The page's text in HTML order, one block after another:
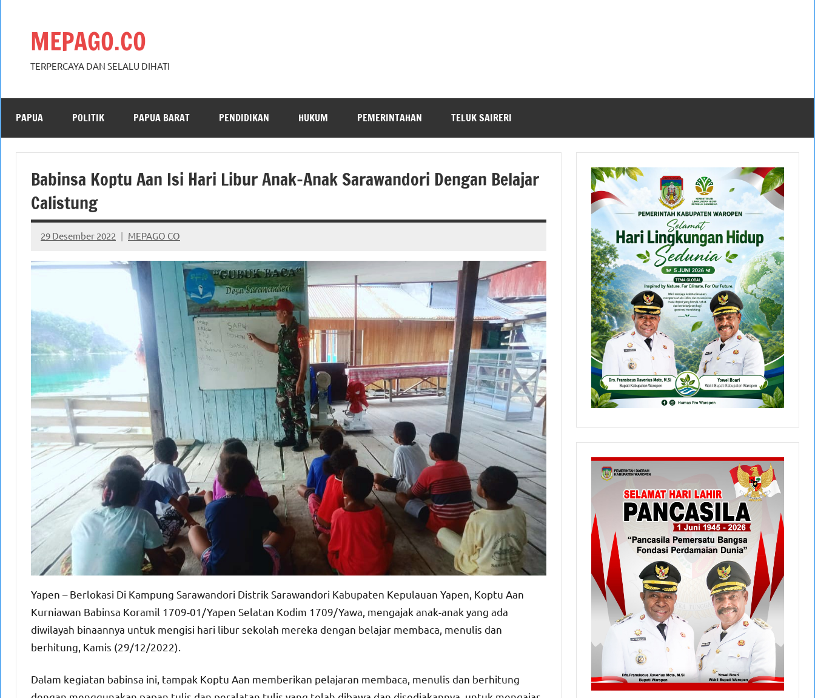
MEPAGO.CO
TERPERCAYA DAN SELALU DIHATI
PAPUA POLITIK PAPUA BARAT PENDIDIKAN HUKUM PEMERINTAHAN TELUK SAIRERI
Babinsa Koptu Aan Isi Hari Libur Anak-Anak Sarawandori Dengan Belajar
Calistung
29 Desember 2022 MEPAGO CO
No
comments
Yapen – Berlokasi Di Kampung Sarawandori Distrik Sarawandori Kabupaten Kepulauan Yapen, Koptu Aan
Kurniawan Babinsa Koramil 1709-01/Yapen Selatan Kodim 1709/Yawa, mengajak anak-anak yang ada
diwilayah binaannya untuk mengisi hari libur sekolah mereka dengan belajar membaca, menulis dan
berhitung, Kamis (29/12/2022).
Dalam kegiatan babinsa ini, tampak Koptu Aan memberikan pelajaran membaca, menulis dan berhitung